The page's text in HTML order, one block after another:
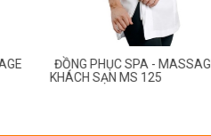
ĐỒNG PHỤC SPA - MASSAGE
KHÁCH SẠN MS 125